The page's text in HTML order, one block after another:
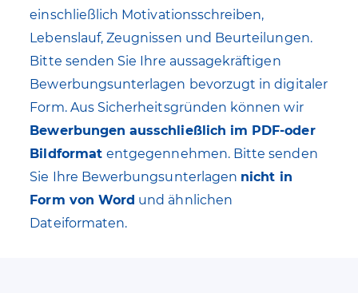
einschließlich Motivationsschreiben,
Lebenslauf, Zeugnissen und Beurteilungen.
Bitte senden Sie Ihre aussagekräftigen
Bewerbungsunterlagen bevorzugt in digitaler
Form. Aus Sicherheitsgründen können wir
Bewerbungen ausschließlich im PDF-oder
Bildformat entgegennehmen. Bitte senden
Sie Ihre Bewerbungsunterlagen nicht in
Form von Word und ähnlichen
Dateiformaten.